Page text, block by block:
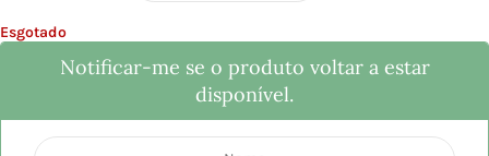
Esgotado
Notificar-me se o produto voltar a estar
disponível.